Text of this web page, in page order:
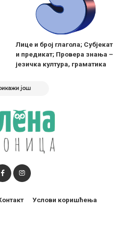
Лице и број глагола; Субјекат
и предикат; Провера знања –
језичка култура, граматика
још
Услови коришћења